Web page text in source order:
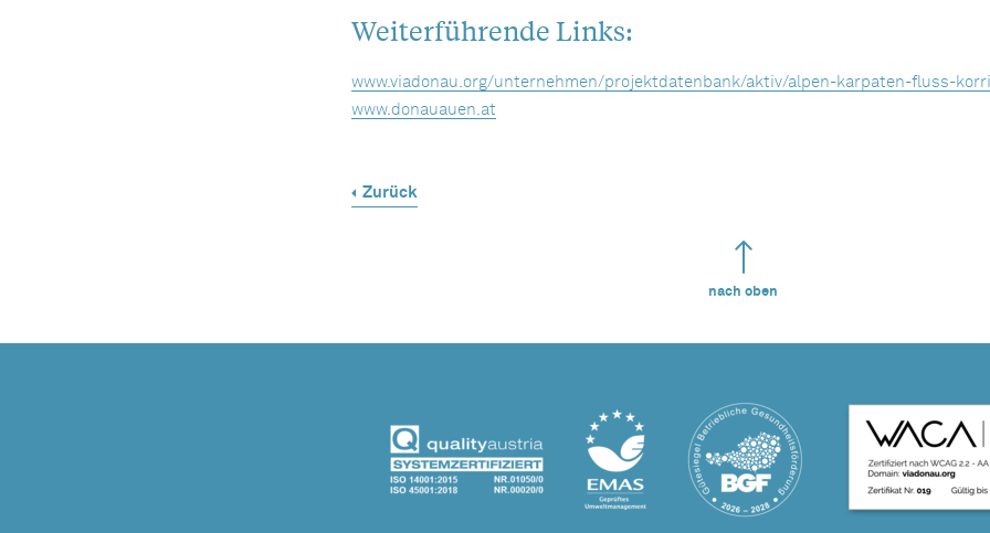
Weiterführende Links:
www.viadonau.org/unternehmen/projektdatenbank/aktiv/alpen-karpaten-fluss-
www.donauauen.at
Zurück
nach oben